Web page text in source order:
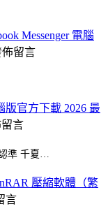
Messenger 電腦
佈留言
版官方下載 2026 最
言
準 千夏…
壓縮軟體（繁
言